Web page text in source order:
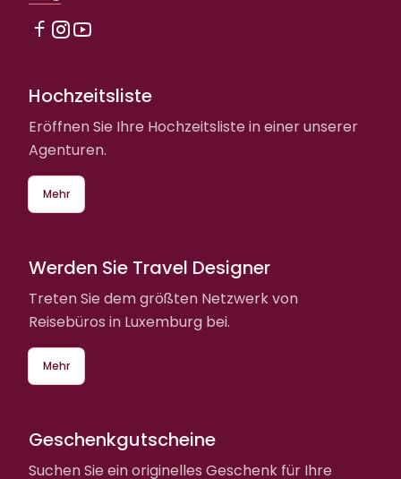
Hochzeitsliste
Eröffnen Sie Ihre Hochzeitsliste in einer unserer
Agenturen.
Mehr
Werden Sie Travel Designer
Treten Sie dem größten Netzwerk von
Reisebüros in Luxemburg bei.
Mehr
Geschenkgutscheine
Suchen Sie ein originelles Geschenk für Ihre